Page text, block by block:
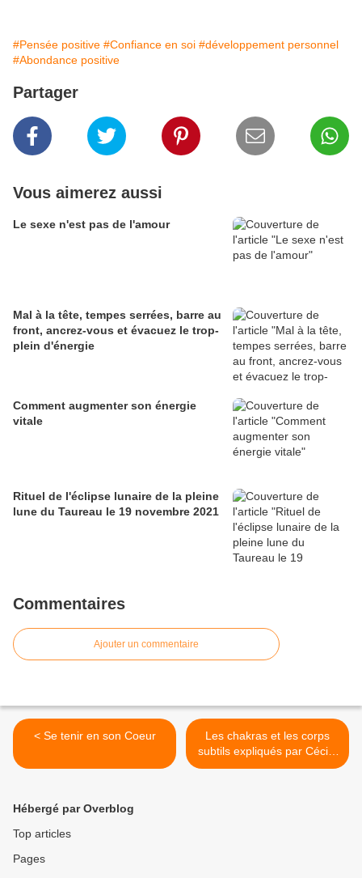
#Pensée positive #Confiance en soi #développement personnel
#Abondance positive
Partager
Vous aimerez aussi
Le sexe n'est pas de l'amour
Mal à la tête, tempes serrées, barre au
front, ancrez-vous et évacuez le trop-
plein d'énergie
Comment augmenter son énergie
vitale
Rituel de l'éclipse lunaire de la pleine
lune du Taureau le 19 novembre 2021
Commentaires
Ajouter un commentaire
< Se tenir en son Coeur
Les chakras et les corps
subtils expliqués par Cécile
>
Hébergé par Overblog
Top articles
Pages